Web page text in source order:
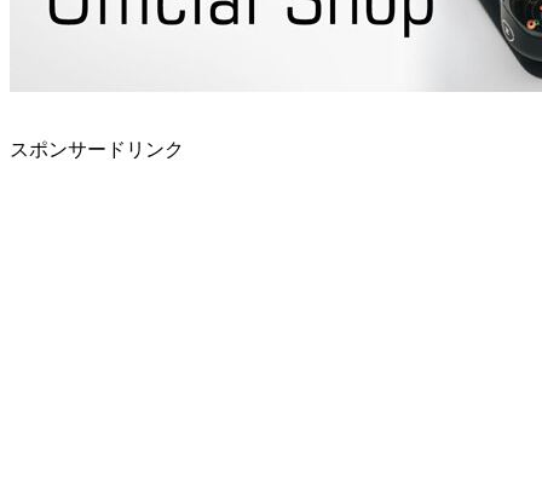
スポンサードリンク